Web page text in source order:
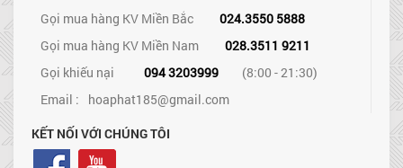
Gọi mua hàng KV Miền Bắc
024.3550 5888
Gọi mua hàng KV Miền Nam
028.3511 9211
Gọi khiếu nại
094 3203999
(8:00 - 21:30)
Email : hoaphat185@gmail.com
KẾT NỐI VỚI CHÚNG TÔI